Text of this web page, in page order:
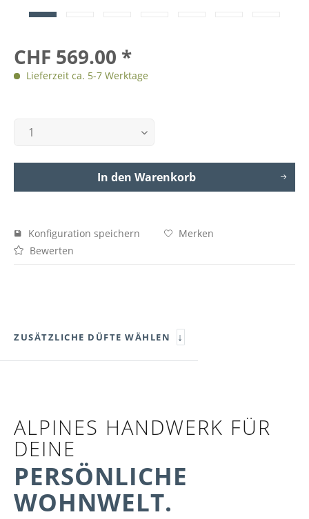
CHF 569.00 *
Lieferzeit ca. 5-7 Werktage
In den Warenkorb
Konfiguration speichern
Merken
Bewerten
ZUSÄTZLICHE DÜFTE WÄHLEN ↓
ALPINES HANDWERK FÜR
DEINE
PERSÖNLICHE
WOHNWELT.